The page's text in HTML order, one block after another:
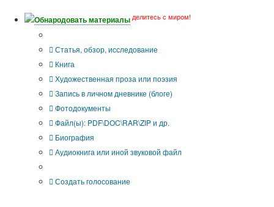
Обнародовать материалы делитесь с миром!
Статья, обзор, исследование
Книга
Художественная проза или поэзия
Запись в личном дневнике (блоге)
Фотодокументы
Файл(ы): PDF\DOC\RAR\ZIP и др.
Биография
Аудиокнига или иной звуковой файл
Создать голосование